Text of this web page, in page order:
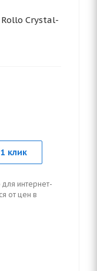
Crystal-
клик
для интернет-
от цен в